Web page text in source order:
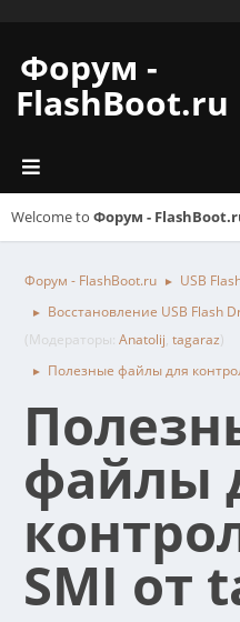
Форум -
FlashBoot.ru
Welcome to Форум -
Форум - FlashBoot.ru ► USB
►
Восстановление USB Flash
(Модераторы: Anatolij, tagaraz)
► Полезные файлы для
файлы
SMI от